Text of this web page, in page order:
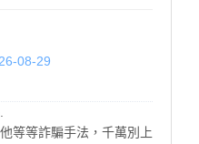
08-29
等等詐騙手法，千萬別上